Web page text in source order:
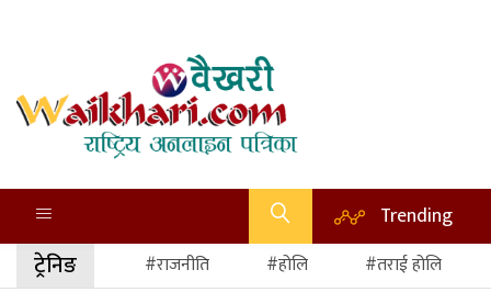
Trending
ट्रेनिङ #राजनीति #होलि #तराई होलि